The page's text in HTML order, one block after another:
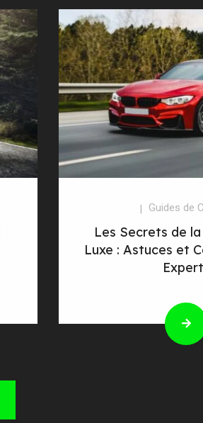
Guides de
Les Secrets de
Luxe : Astuces et